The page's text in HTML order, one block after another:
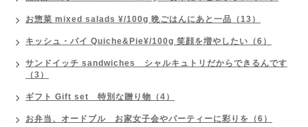
お惣菜 mixed salads ¥/100g 晩ごはんにあと一品（13）
キッシュ・パイ Quiche&Pie¥/100g 笑顔を増やしたい（6）
サンドイッチ sandwiches シャルキュトリだからできるんです
（3）
ギフト Gift set 特別な贈り物（4）
お弁当、オードブル お家女子会やパーティーに彩りを（6）